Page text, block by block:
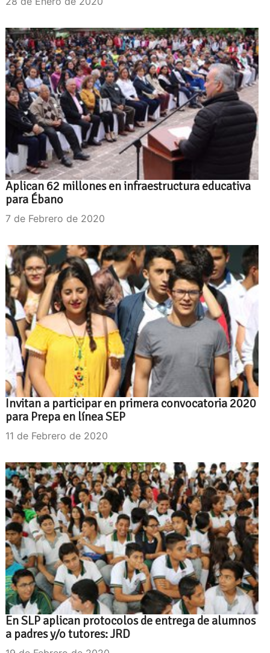
Aplican 62 millones en infraestructura educativa
para Ébano
7 de Febrero de 2020
Invitan a participar en primera convocatoria 2020
para Prepa en línea SEP
11 de Febrero de 2020
En SLP aplican protocolos de entrega de alumnos
a padres y/o tutores: JRD